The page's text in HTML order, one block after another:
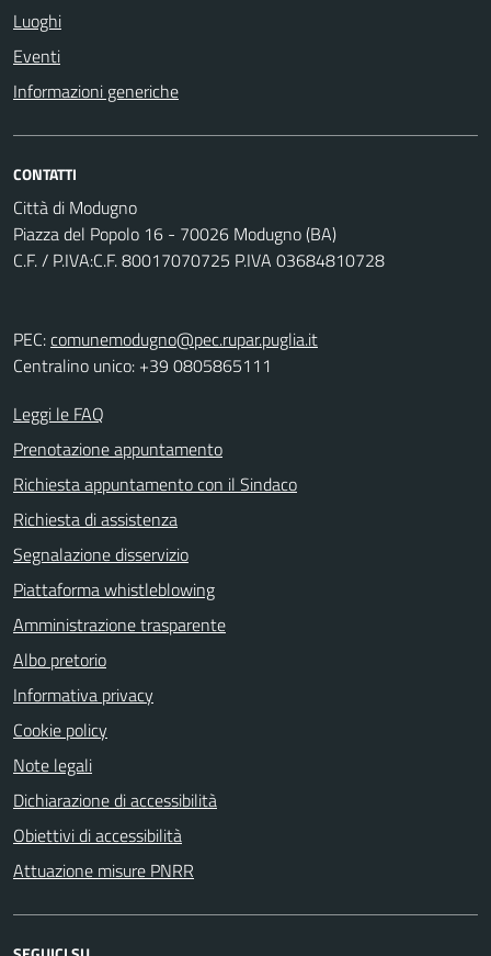
Luoghi
Eventi
Informazioni generiche
CONTATTI
Città di Modugno
Piazza del Popolo 16 - 70026 Modugno (BA)
C.F. / P.IVA:C.F. 80017070725 P.IVA 03684810728
PEC:comunemodugno@pec.rupar.puglia.it
Centralino unico: +39 0805865111
Leggi le FAQ
Prenotazione appuntamento
Richiesta appuntamento con il Sindaco
Richiesta di assistenza
Segnalazione disservizio
Piattaforma whistleblowing
Amministrazione trasparente
Albo pretorio
Informativa privacy
Cookie policy
Note legali
Dichiarazione di accessibilità
Obiettivi di accessibilità
Attuazione misure PNRR